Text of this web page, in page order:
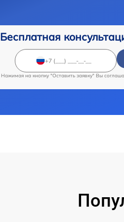
Бесплатная
Нажимая на кнопку "Оставить заявку" Вы